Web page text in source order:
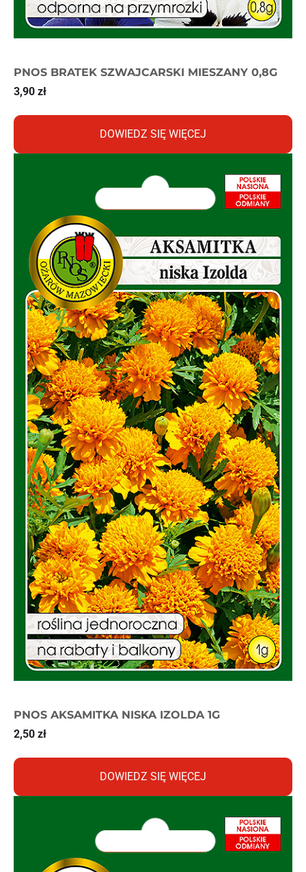
PNOS BRATEK SZWAJCARSKI MIESZANY 0,8G
3,90 zł
DOWIEDZ SIĘ WIĘCEJ
PNOS AKSAMITKA NISKA IZOLDA 1G
2,50 zł
DOWIEDZ SIĘ WIĘCEJ